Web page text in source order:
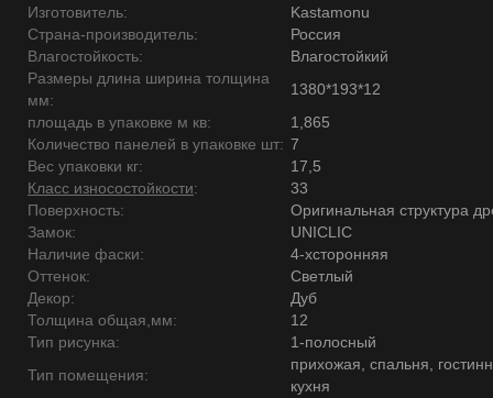
Изготовитель:
Kastamonu
Страна-производитель:
Россия
Влагостойкость:
Влагостойкий
Размеры длина ширина толщина
мм:
1380*193*12
площадь в упаковке м кв:
1,865
Количество панелей в упаковке шт: 7
Вес упаковки кг:
17,5
Класс износостойкости:
33
Поверхность:
Оригинальная структура
Замок:
UNICLIC
Наличие фаски:
4-хсторонняя
Оттенок:
Светлый
Декор:
Дуб
Толщина общая,мм:
12
Тип рисунка:
1-полосный
Тип помещения:
прихожая, спальня,
кухня